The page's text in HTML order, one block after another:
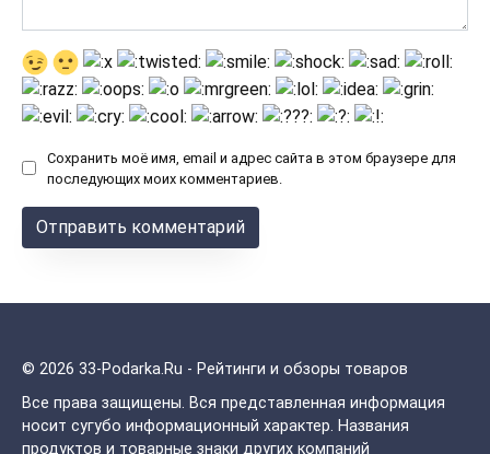
Сохранить моё имя, email и адрес сайта в этом браузере для
последующих моих комментариев.
© 2026 33-Podarka.Ru - Рейтинги и обзоры товаров
Все права защищены. Вся представленная информация
носит сугубо информационный характер. Названия
продуктов и товарные знаки других компаний